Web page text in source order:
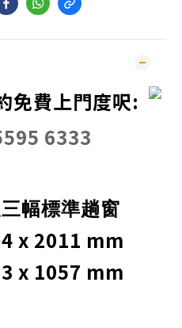
免費上門度呎:
6333
三幅標準趟窗
x 2011 mm
x 1057 mm